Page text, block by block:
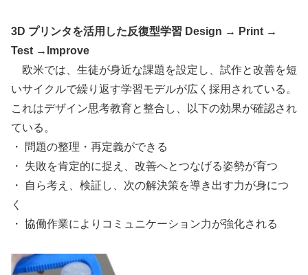
3D プリンタを活用した反復型学習 Design → Print →
Test →Improve
欧米では、生徒が身近な課題を設定し、試作と改善を短
いサイクルで繰り返す学習モデルが広く採用されている。
これはデザイン思考教育と整合し、以下の効果が確認され
ている。
・ 問題の整理・再定義ができる
・ 失敗を肯定的に捉え、改善へとつなげる姿勢が育つ
・ 自ら考え、検証し、次の解決策を導き出す力が身につ
く
・ 協働作業によりコミュニケーション力が強化される